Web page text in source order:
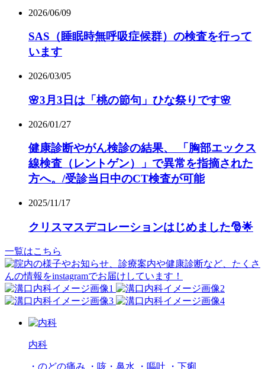
2026/06/09
SAS（睡眠時無呼吸症候群）の検査を行って
います
2026/03/05
🌸3月3日は「桃の節句」ひな祭りです🌸
2026/01/27
健康診断やがん検診の結果、 「胸部エックス
線検査（レントゲン）」で異常を指摘された
方へ。/受診当日中のCT検査が可能
2025/11/17
クリスマスデコレーションはじめました🎅🌟
一覧はこちら
内科
・のどの痛み ・咳・鼻水 ・嘔吐 ・下痢